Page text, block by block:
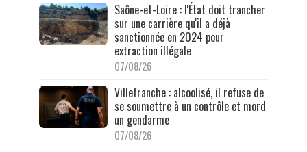
Saône-et-Loire : l'État doit trancher
sur une carrière qu'il a déjà
sanctionnée en 2024 pour
extraction illégale
07/08/26
Villefranche : alcoolisé, il refuse de
se soumettre à un contrôle et mord
un gendarme
07/08/26